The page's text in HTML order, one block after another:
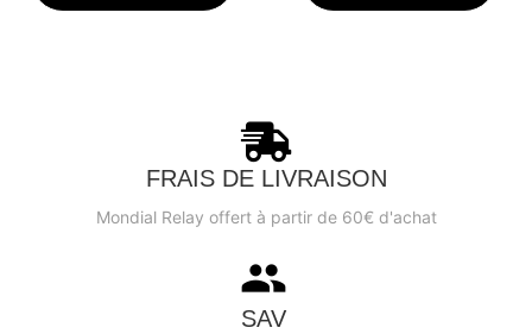
FRAIS DE LIVRAISON
Mondial Relay offert à partir de 60€ d'achat
SAV